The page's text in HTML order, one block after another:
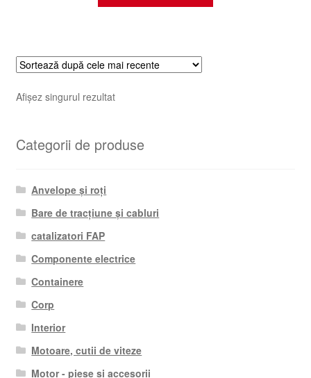
Afișez singurul rezultat
Categorii de produse
Anvelope și roți
Bare de tracțiune și cabluri
catalizatori FAP
Componente electrice
Containere
Corp
Interior
Motoare, cutii de viteze
Motor - piese si accesorii